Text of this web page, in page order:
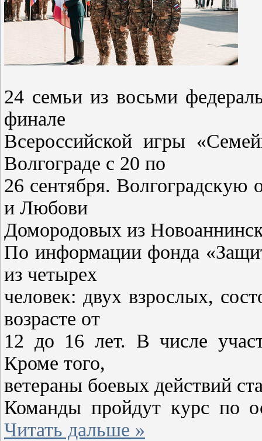
24 семьи из восьми
финале
Всероссийской игры
Волгограде с 20 по
26 сентября. Волгоградскую
и Любови
Домородовых из
По информации фонда
из четырех
человек: двух взрослых,
возрасте от
12 до 16 лет. В числе
Кроме того,
ветераны боевых действий
Команды пройдут курс по
Читать дальше »